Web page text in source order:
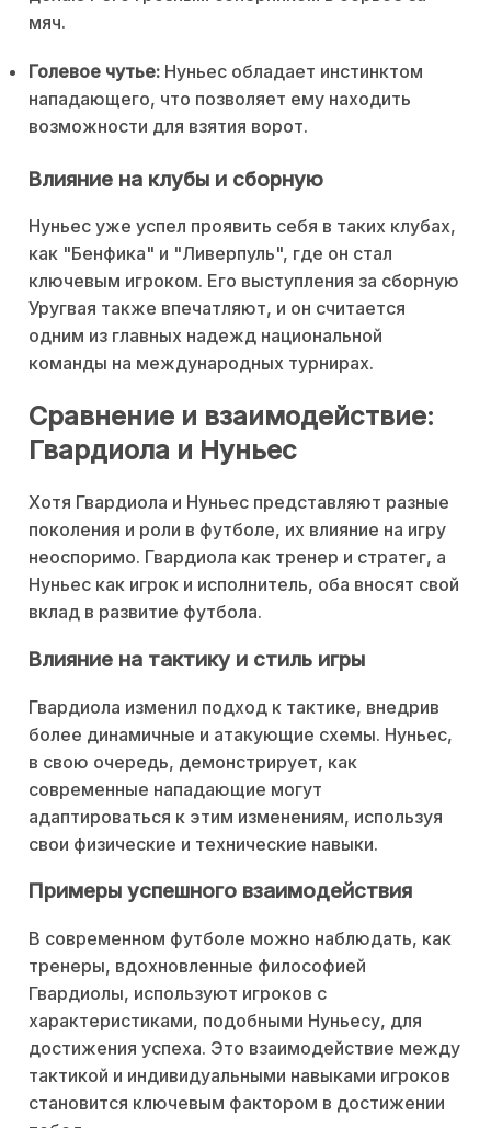
мяч.
Голевое чутье: Нуньес обладает инстинктом
нападающего, что позволяет ему находить
возможности для взятия ворот.
Влияние на клубы и сборную
Нуньес уже успел проявить себя в таких клубах,
как "Бенфика" и "Ливерпуль", где он стал
ключевым игроком. Его выступления за сборную
Уругвая также впечатляют, и он считается
одним из главных надежд национальной
команды на международных турнирах.
Сравнение и взаимодействие:
Гвардиола и Нуньес
Хотя Гвардиола и Нуньес представляют разные
поколения и роли в футболе, их влияние на игру
неоспоримо. Гвардиола как тренер и стратег, а
Нуньес как игрок и исполнитель, оба вносят свой
вклад в развитие футбола.
Влияние на тактику и стиль игры
Гвардиола изменил подход к тактике, внедрив
более динамичные и атакующие схемы. Нуньес,
в свою очередь, демонстрирует, как
современные нападающие могут
адаптироваться к этим изменениям, используя
свои физические и технические навыки.
Примеры успешного взаимодействия
В современном футболе можно наблюдать, как
тренеры, вдохновленные философией
Гвардиолы, используют игроков с
характеристиками, подобными Нуньесу, для
достижения успеха. Это взаимодействие между
тактикой и индивидуальными навыками игроков
становится ключевым фактором в достижении